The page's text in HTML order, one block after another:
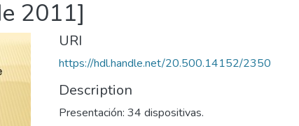
2011]
URI
https://hdl.handle.net/20.500.14152/2350
Description
Presentación: 34 dispositivas.